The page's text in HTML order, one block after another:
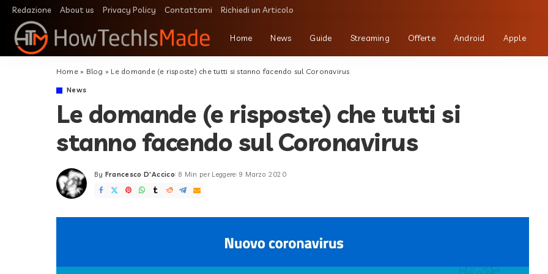
Redazione About us Privacy Policy Contattami Richiedi un Articolo
Home News Guide Streaming Offerte Android Apple
Home» Blog » Le domande (e risposte) che tutti si stanno facendo sul Coronavirus
News
Le domande (e risposte) che tutti si
stanno facendo sul Coronavirus
Posted
by
By Francesco D'Accico 8 Min per Leggere 9 Marzo 2020